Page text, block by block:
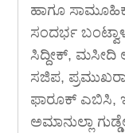
ಹಾಗೂ ಸಾಮೂಹಿಕ
ಸಂದರ್ಭ
ಸಿದ್ದೀಕ್, ಮಸೀದಿ
ಸಜಿಪ,
ಫಾರೂಕ್ ಎಬಿಸಿ,
ಅಮಾನುಲ್ಲಾ